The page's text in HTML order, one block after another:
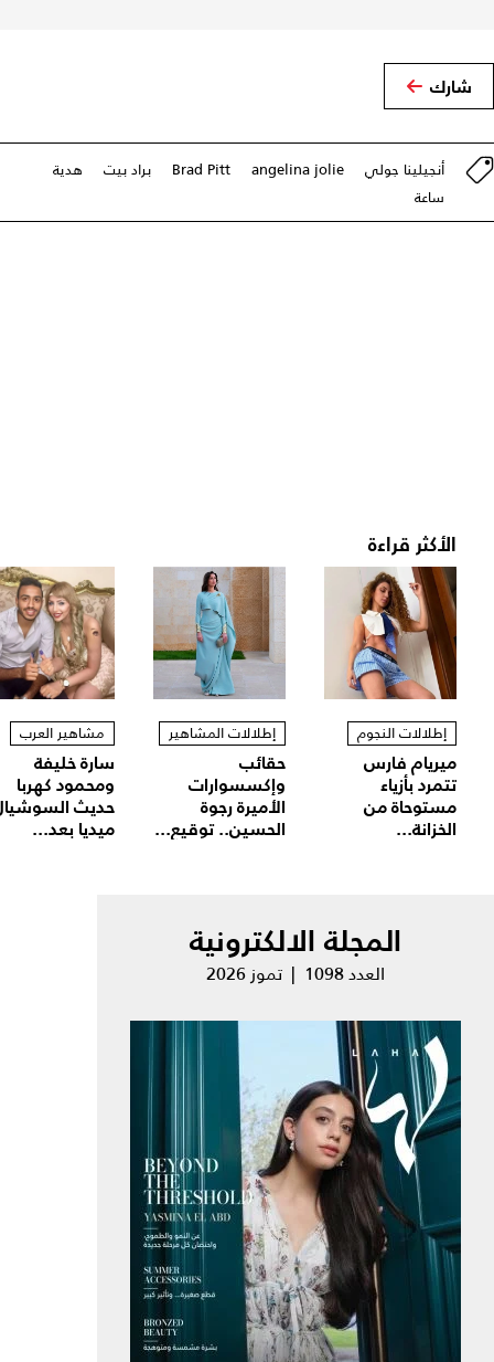
شارك
أنجيلينا جولي angelina jolie
Brad Pitt براد بيت
هدية
ساعة
الأكثر قراءة
إطلالات النجوم
ميريام فارس
تتمرد بأزياء
مستوحاة من
الخزانة...
إطلالات المشاهير
حقائب
وإكسسوارات
الأميرة رجوة
الحسين.. توقيع...
مشاهير العرب
سارة خليفة
ومحمود كهربا
حديث
ميديا بعد...
المجلة الالكترونية
العدد 1098 | تموز 2026